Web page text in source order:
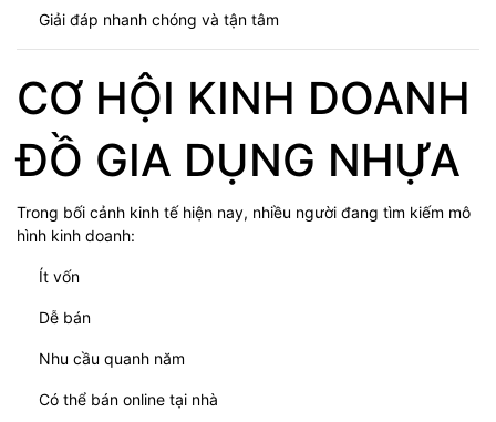
Giải đáp nhanh chóng và tận tâm
CƠ HỘI KINH DOANH
ĐỒ GIA DỤNG NHỰA
Trong bối cảnh kinh tế hiện nay, nhiều người đang tìm kiếm mô
hình kinh doanh:
Ít vốn
Dễ bán
Nhu cầu quanh năm
Có thể bán online tại nhà